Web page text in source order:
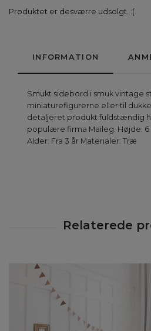
Produktet er desværre udsolgt. :(
INFORMATION
Smukt sidebord i smuk vintage
miniaturefigurerne eller til
detaljeret produkt fuldstændig
populære firma Maileg. Højde: 6
Alder: Fra 3 år Materialer: Træ